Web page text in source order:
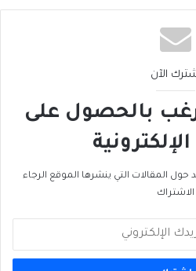
الآن
بالحصول على
حول المقالات التي ينشرها الموقع الرجاء
الاشتراك